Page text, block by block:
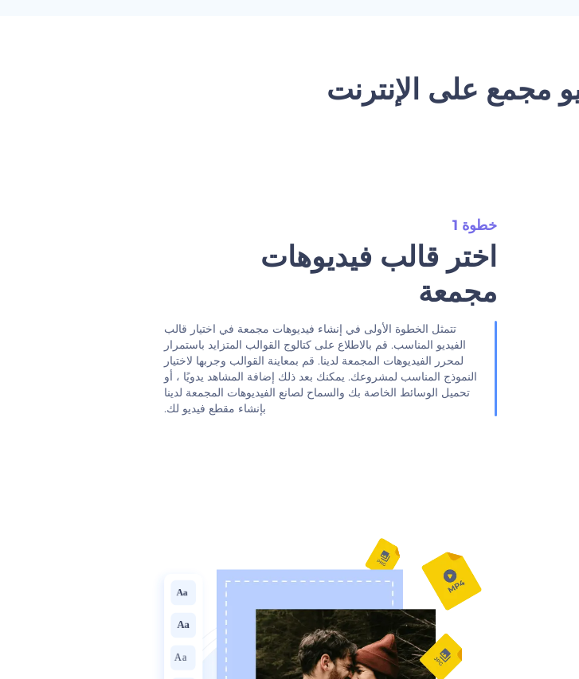
مجمع على الإنترنت‬
خطوة 1
‫اختر قالب فيديوهات
مجمعة‬
‫تتمثل الخطوة الأولى في إنشاء فيديوهات مجمعة في اختيار قالب
الفيديو المناسب. قم بالاطلاع على كتالوج القوالب المتزايد باستمرار
لمحرر الفيديوهات المجمعة لدينا. قم بمعاينة القوالب وجربها لاختيار
النموذج المناسب لمشروعك. يمكنك بعد ذلك إضافة المشاهد يدويًا ، أو
تحميل الوسائط الخاصة بك والسماح لصانع الفيديوهات المجمعة لدينا
بإنشاء مقطع فيديو لك.‬